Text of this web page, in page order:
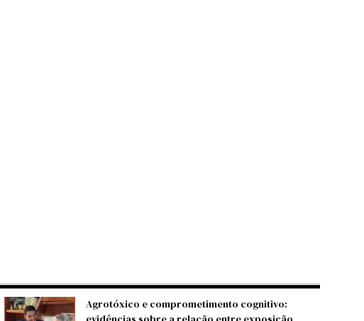
Agrotóxico e comprometimento cognitivo: